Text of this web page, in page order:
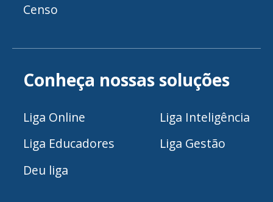
Censo
Conheça nossas soluções
Liga Online
Liga Educadores
Deu liga
Liga Inteligência
Liga Gestão